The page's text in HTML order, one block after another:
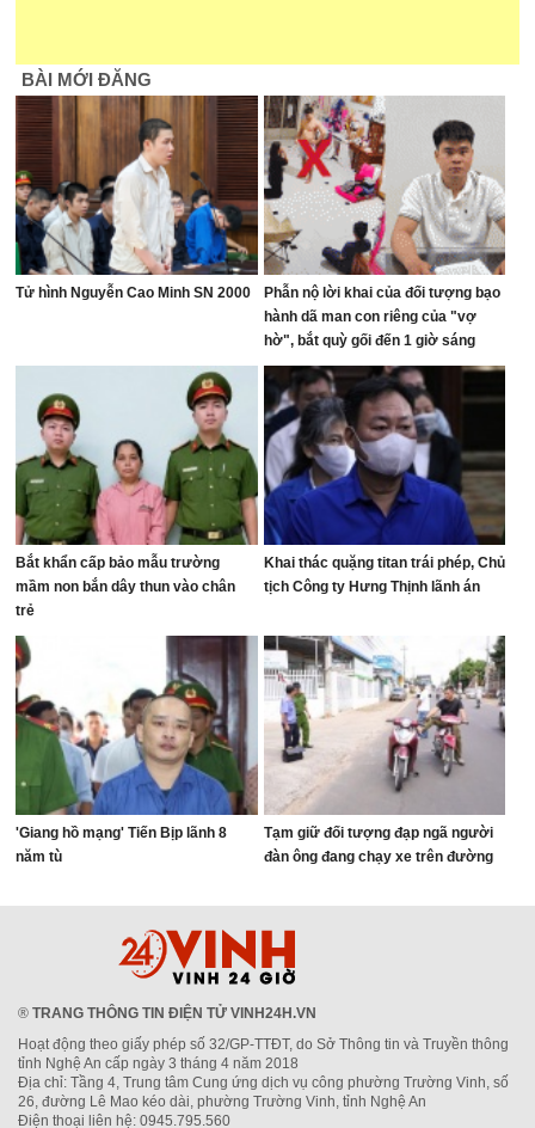
BÀI MỚI ĐĂNG
Tử hình Nguyễn Cao Minh SN 2000
Phẫn nộ lời khai của đối tượng bạo
hành dã man con riêng của "vợ
hờ", bắt quỳ gối đến 1 giờ sáng
Bắt khẩn cấp bảo mẫu trường
mầm non bắn dây thun vào chân
trẻ
Khai thác quặng titan trái phép, Chủ
tịch Công ty Hưng Thịnh lãnh án
'Giang hồ mạng' Tiến Bịp lãnh 8
năm tù
Tạm giữ đối tượng đạp ngã người
đàn ông đang chạy xe trên đường
® TRANG THÔNG TIN ĐIỆN TỬ VINH24H.VN
Hoạt động theo giấy phép số 32/GP-TTĐT, do Sở Thông tin và Truyền thông
tỉnh Nghệ An cấp ngày 3 tháng 4 năm 2018
Địa chỉ: Tầng 4, Trung tâm Cung ứng dịch vụ công phường Trường Vinh, số
26, đường Lê Mao kéo dài, phường Trường Vinh, tỉnh Nghệ An
Điện thoại liên hệ: 0945.795.560